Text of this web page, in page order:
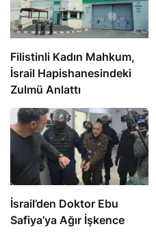
Filistinli Kadın Mahkum,
İsrail Hapishanesindeki
Zulmü Anlattı
İsrail’den Doktor Ebu
Safiya’ya Ağır İşkence